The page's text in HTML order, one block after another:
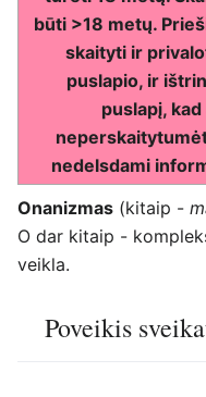
būti >18 metų.
skaityti ir
puslapio, ir
puslapį,
nedelsdami
Onanizmas (kitaip -
O dar kitaip -
veikla.
Poveikis